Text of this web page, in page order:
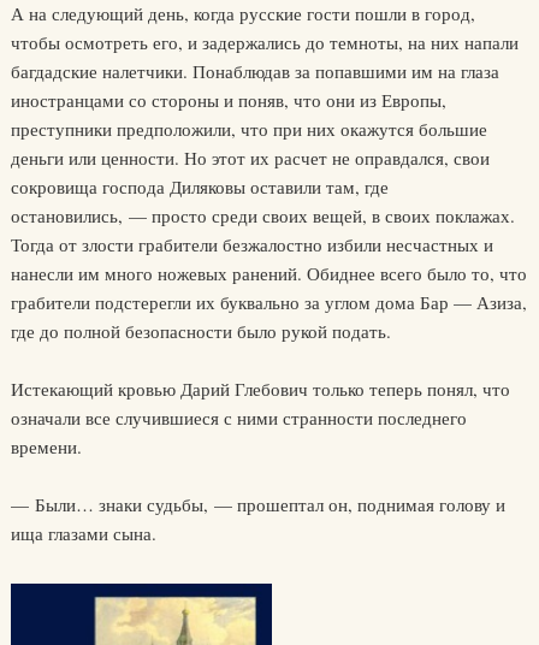
А на следующий день, когда русские гости пошли в город,
чтобы осмотреть его, и задержались до темноты, на них напали
багдадские налетчики. Понаблюдав за попавшими им на глаза
иностранцами со стороны и поняв, что они из Европы,
преступники предположили, что при них окажутся большие
деньги или ценности. Но этот их расчет не оправдался, свои
сокровища господа Диляковы оставили там, где
остановились, — просто среди своих вещей, в своих поклажах.
Тогда от злости грабители безжалостно избили несчастных и
нанесли им много ножевых ранений. Обиднее всего было то, что
грабители подстерегли их буквально за углом дома Бар — Азиза,
где до полной безопасности было рукой подать.
Истекающий кровью Дарий Глебович только теперь понял, что
означали все случившиеся с ними странности последнего
времени.
— Были… знаки судьбы, — прошептал он, поднимая голову и
ища глазами сына.